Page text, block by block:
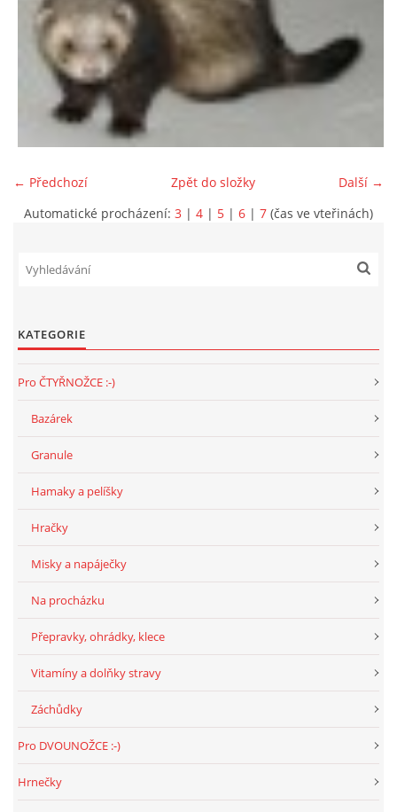
Trnová 15
294 25 Katusice
602 692 130
info@fretkyboleslav.cz
© 2026 eStránky.cz |RSS
Nahoru ↑
← Předchozí Další →
Zpět do složky
Automatické procházení: 3 | 4 | 5 | 6 | 7 (čas ve vteřinách)
KATEGORIE
Pro ČTYŘNOŽCE :-)
Bazárek
Granule
Hamaky a pelíšky
Hračky
Misky a napáječky
Na procházku
Přepravky, ohrádky, klece
Vitamíny a dolňky stravy
Záchůdky
Pro DVOUNOŽCE :-)
Hrnečky